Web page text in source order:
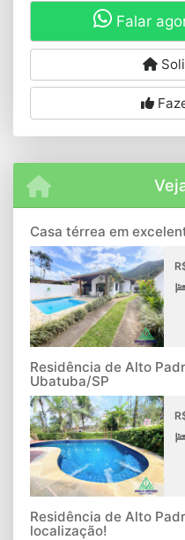
Falar
Casa térrea em
Residência de Alto
Ubatuba/SP
Residência de Alto
localização!